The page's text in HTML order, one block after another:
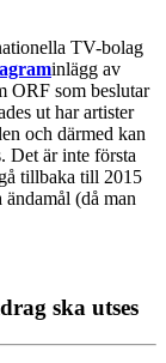
TV-bolag
inlägg av
ORF som beslutar
ut har artister
och därmed kan
Det är inte första
tillbaka till 2015
(då man
ska utses